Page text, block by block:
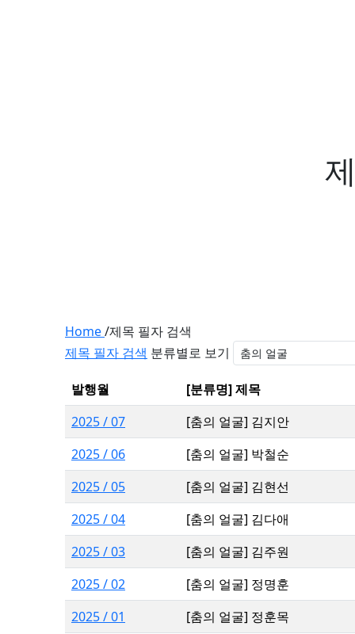
Home/제목 필자 검색
제목 필자 검색 분류별로 보기
발행월
[분류명] 제목
2025 / 07
[춤의 얼굴] 김지안
2025 / 06
[춤의 얼굴] 박철순
2025 / 05
[춤의 얼굴] 김현선
2025 / 04
[춤의 얼굴] 김다애
2025 / 03
[춤의 얼굴] 김주원
2025 / 02
[춤의 얼굴] 정명훈
2025 / 01
[춤의 얼굴] 정훈목